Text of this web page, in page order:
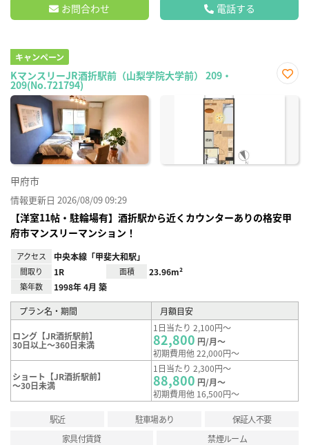
お問合わせ 電話する
キャンペーン
KマンスリーJR酒折駅前（山梨学院大学前） 209・
209(No.721794)
に入
甲府市
情報更新日 2026/08/09 09:29
【洋室11帖・駐輪場有】酒折駅から近くカウンターありの格安甲
府市マンスリーマンション！
アクセス 中央本線「甲斐大和駅」
間取り 1R 面積 23.96m²
築年数 1998年 4月 築
プラン名・期間 月額目安
ロング【JR酒折駅前】
30日以上～360日未満
1日当たり 2,100円～
82,800 円/月～
初期費用他 22,000円～
ショート【JR酒折駅前】
～30日未満
1日当たり 2,300円～
88,800 円/月～
初期費用他 16,500円～
駅近 駐車場あり
保証人不要
家具付賃貸
禁煙ルーム